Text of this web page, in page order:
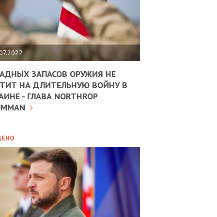
ЗАПАСОВ ОРУЖИЯ НЕ
НА ДЛИТЕЛЬНУЮ ВОЙНУ В
- ГЛАВА NORTHROP
10.02.2025